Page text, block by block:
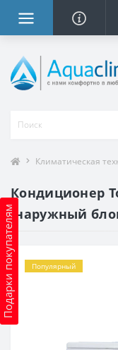
Подарки покупателям
Климатическая
Кондиционер
(наружный
Популярный